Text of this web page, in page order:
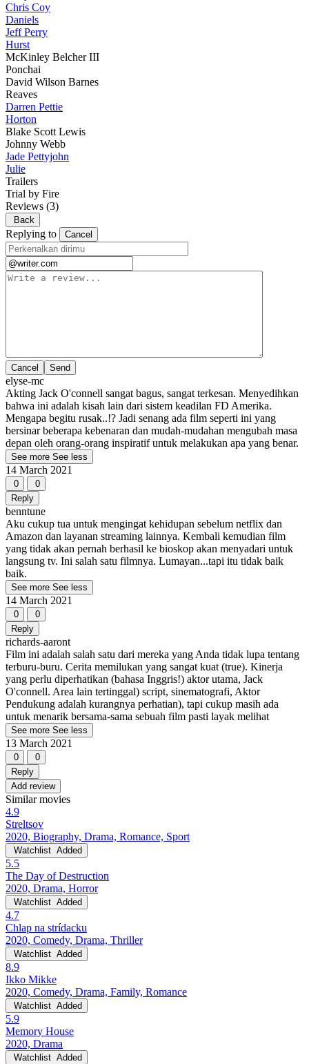
Chris Coy
Daniels
Jeff Perry
Hurst
McKinley Belcher III
Ponchai
David Wilson Barnes
Reaves
Darren Pettie
Horton
Blake Scott Lewis
Johnny Webb
Jade Pettyjohn
Julie
Trailers
Trial by Fire
Reviews (3)
Back
Replying to Cancel
Cancel
elyse-mc
Akting Jack O'connell sangat bagus, sangat terkesan. Menyedihkan
bahwa ini adalah kisah lain dari sistem keadilan FD Amerika.
Mengapa begitu rusak..!? Jadi senang ada film seperti ini yang
bersinar beberapa kebenaran dan mudah-mudahan mengubah masa
depan oleh orang-orang inspiratif untuk melakukan apa yang benar.
See more See less
14 March 2021
0
0
Reply
benntune
Aku cukup tua untuk mengingat kehidupan sebelum netflix dan
Amazon dan layanan streaming lainnya. Kembali kemudian film
yang tidak akan pernah berhasil ke bioskop akan menyadari untuk
langsung tv. Ini salah satu filmnya. Lumayan...tapi itu tidak baik
baik.
See more See less
14 March 2021
0
0
Reply
richards-aaront
Film ini adalah salah satu dari mereka yang Anda tidak lupa tentang
terburu-buru. Cerita memilukan yang sangat kuat (true). Kinerja
yang perlu diperhatikan (bahasa Inggris!) aktor utama, Jack
O'connell. Area lain tertinggal) script, sinematografi, Aktor
Pendukung adalah kurangnya perhatian), tapi cukup masih ada
untuk menarik bersama-sama sebuah film pasti layak melihat
See more See less
13 March 2021
0
0
Reply
Add review
Similar movies
4.9
Streltsov
2020, Biography, Drama, Romance, Sport
Watchlist Added
5.5
The Day of Destruction
2020, Drama, Horror
Watchlist Added
4.7
Chlap na strídacku
2020, Comedy, Drama, Thriller
Watchlist Added
8.9
Ikko Mikke
2020, Comedy, Drama, Family, Romance
Watchlist Added
5.9
Memory House
2020, Drama
Watchlist Added